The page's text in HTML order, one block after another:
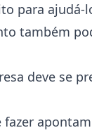
para
também
deve se
fazer